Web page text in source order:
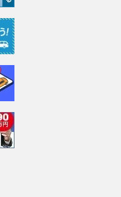
日産 エルグランド 3.5